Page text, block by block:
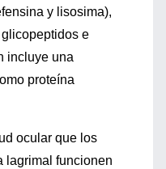
y lisosima),
e
incluye una
proteína
ocular que los
lagrimal funcionen